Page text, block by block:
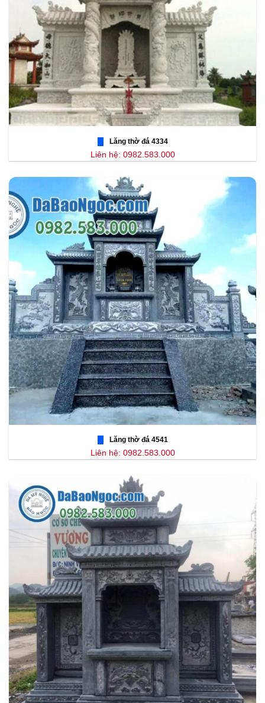
Lăng thờ đá 4334
Liên hệ: 0982.583.000
Lăng thờ đá 4541
Liên hệ: 0982.583.000